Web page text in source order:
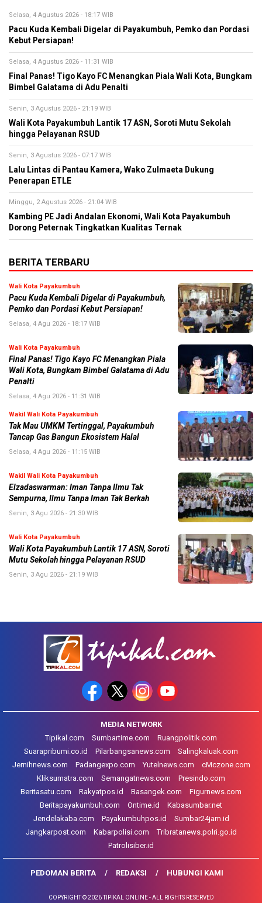
Selasa, 4 Agustus 2026 - 18:17 WIB
Pacu Kuda Kembali Digelar di Payakumbuh, Pemko dan Pordasi
Kebut Persiapan!
Selasa, 4 Agustus 2026 - 11:31 WIB
Final Panas! Tigo Kayo FC Menangkan Piala Wali Kota, Bungkam
Bimbel Galatama di Adu Penalti
Senin, 3 Agustus 2026 - 21:19 WIB
Wali Kota Payakumbuh Lantik 17 ASN, Soroti Mutu Sekolah
hingga Pelayanan RSUD
Senin, 3 Agustus 2026 - 07:17 WIB
Lalu Lintas di Pantau Kamera, Wako Zulmaeta Dukung
Penerapan ETLE
Minggu, 2 Agustus 2026 - 21:04 WIB
Kambing PE Jadi Andalan Ekonomi, Wali Kota Payakumbuh
Dorong Peternak Tingkatkan Kualitas Ternak
BERITA TERBARU
Wali Kota Payakumbuh
Pacu Kuda Kembali Digelar di Payakumbuh,
Pemko dan Pordasi Kebut Persiapan!
Selasa, 4 Agu 2026 - 18:17 WIB
Wali Kota Payakumbuh
Final Panas! Tigo Kayo FC Menangkan Piala
Wali Kota, Bungkam Bimbel Galatama di Adu
Penalti
Selasa, 4 Agu 2026 - 11:31 WIB
Wakil Wali Kota Payakumbuh
Tak Mau UMKM Tertinggal, Payakumbuh
Tancap Gas Bangun Ekosistem Halal
Selasa, 4 Agu 2026 - 11:15 WIB
Wakil Wali Kota Payakumbuh
Elzadaswarman: Iman Tanpa Ilmu Tak
Sempurna, Ilmu Tanpa Iman Tak Berkah
Senin, 3 Agu 2026 - 21:30 WIB
Wali Kota Payakumbuh
Wali Kota Payakumbuh Lantik 17 ASN, Soroti
Mutu Sekolah hingga Pelayanan RSUD
Senin, 3 Agu 2026 - 21:19 WIB
MEDIA NETWORK
Tipikal.com
Sumbartime.com
Ruangpolitik.com
Suarapribumi.co.id
Pilarbangsanews.com
Salingkaluak.com
Jernihnews.com
Padangexpo.com Yutelnews.com
cMczone.com
Kliksumatra.com
Semangatnews.com
Presindo.com
Beritasatu.com
Rakyatpos.id Basangek.com
Figurnews.com
Beritapayakumbuh.com
Ontime.id
Kabasumbar.net
Jendelakaba.com
Payakumbuhpos.id
Sumbar24jam.id
Jangkarpost.com
Kabarpolisi.com
Tribratanews.polri.go.id
Patrolisiber.id
PEDOMAN BERITA REDAKSI HUBUNGI KAMI
COPYRIGHT © 2026 TIPIKAL ONLINE - ALL RIGHTS RESERVED